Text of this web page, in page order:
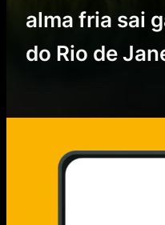
alma fria sai
do Rio de